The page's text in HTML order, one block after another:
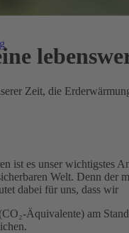
Zeit, die
ist es unser wichtigstes
Welt. Denn der
dabei für uns, dass wir
Äquivalente) am